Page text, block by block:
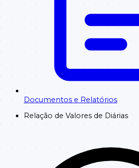
Documentos e Relatórios
Relação de Valores de Diárias